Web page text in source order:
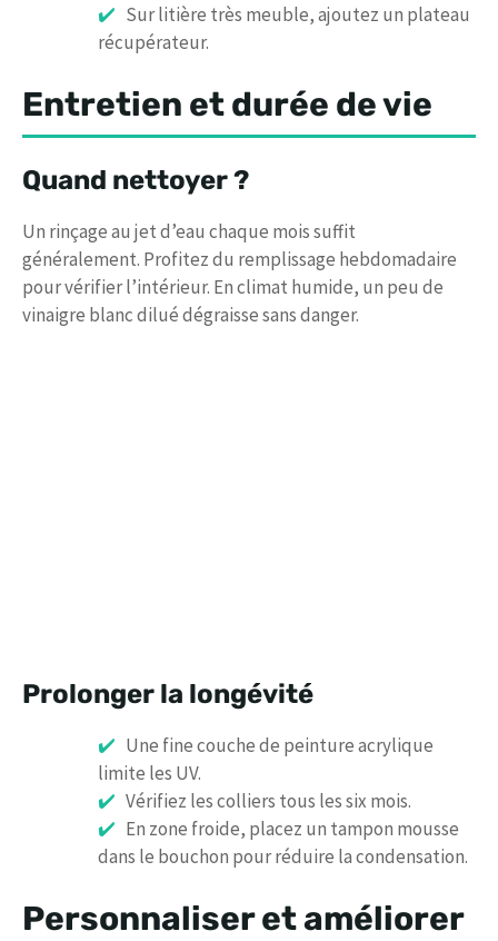
Sur litière très meuble, ajoutez un plateau
récupérateur.
Entretien et durée de vie
Quand nettoyer ?
Un rinçage au jet d’eau chaque mois suffit
généralement. Profitez du remplissage hebdomadaire
pour vérifier l’intérieur. En climat humide, un peu de
vinaigre blanc dilué dégraisse sans danger.
Prolonger la longévité
Une fine couche de peinture acrylique
limite les UV.
Vérifiez les colliers tous les six mois.
En zone froide, placez un tampon mousse
dans le bouchon pour réduire la condensation.
Personnaliser et améliorer